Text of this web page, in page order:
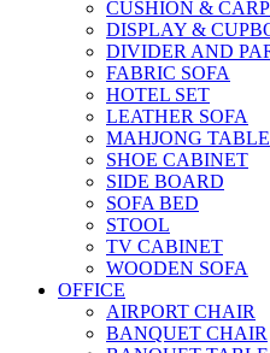
CUSHION &
DISPLAY &
DIVIDER AND
FABRIC SOFA
HOTEL SET
LEATHER SOFA
MAHJONG TABLE
SHOE CABINET
SIDE BOARD
SOFA BED
STOOL
TV CABINET
WOODEN SOFA
OFFICE
AIRPORT CHAIR
BANQUET CHAIR